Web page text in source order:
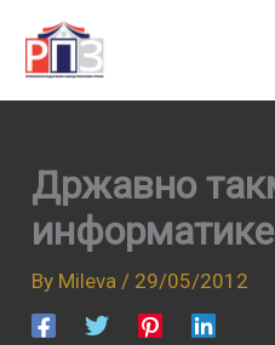
content
Државно
информатике
By Mileva / 29/05/2012